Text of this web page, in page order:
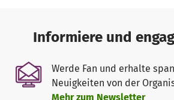
Informiere und
Werde Fan und erhalte
Neuigkeiten von der
Mehr zum Newsletter